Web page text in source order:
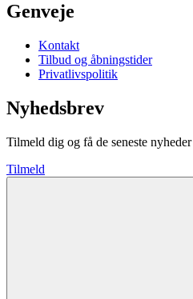
Genveje
Kontakt
Tilbud og åbningstider
Privatlivspolitik
Nyhedsbrev
Tilmeld dig og få de seneste
Tilmeld